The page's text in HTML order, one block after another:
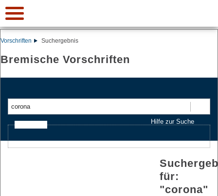
Vorschriften Suchergebnis
Bremische Vorschriften
Hilfe zur Suche
für:
"corona"